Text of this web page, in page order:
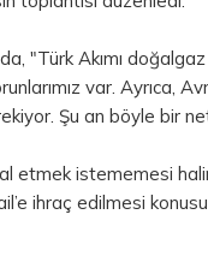
"Türk Akımı
var. Ayrıca,
Şu an böyle bir
etmek istememesi
ihraç edilmesi